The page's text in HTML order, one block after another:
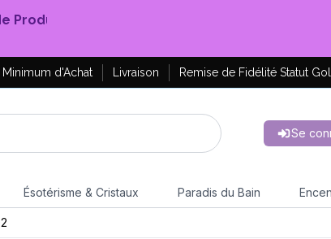
Produits
Minimum d'Achat Livraison Remise de Fidélité Statut
Se
Ésotérisme & Cristaux Paradis du Bain